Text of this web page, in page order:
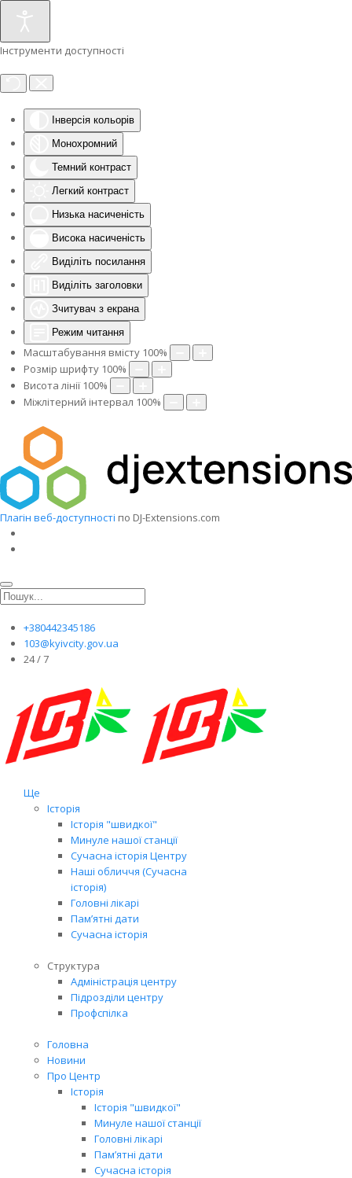
Інструменти доступності
Інверсія кольорів
Монохромний
Темний контраст
Легкий контраст
Низька насиченість
Висока насиченість
Виділіть посилання
Виділіть заголовки
Зчитувач з екрана
Режим читання
Масштабування вмісту 100%
Розмір шрифту 100%
Висота лінії 100%
Міжлітерний інтервал 100%
Плагін веб-доступності по DJ-Extensions.com
+380442345186
103@kyivcity.gov.ua
24 / 7
Ще
Історія
Історія "швидкої"
Минуле нашої станції
Сучасна історія Центру
Наші обличчя (Сучасна
історія)
Головні лікарі
Пам’ятні дати
Сучасна історія
Структура
Адміністрація центру
Підрозділи центру
Профспілка
Головна
Новини
Про Центр
Історія
Історія "швидкої"
Минуле нашої станції
Головні лікарі
Пам’ятні дати
Сучасна історія